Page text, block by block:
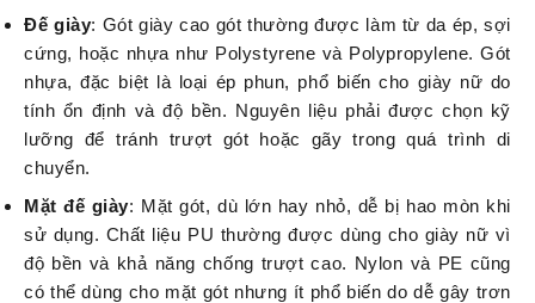
Đế giày: Gót giày cao gót thường được làm từ da ép, sợi
cứng, hoặc nhựa như Polystyrene và Polypropylene. Gót
nhựa, đặc biệt là loại ép phun, phổ biến cho giày nữ do
tính ổn định và độ bền. Nguyên liệu phải được chọn kỹ
lưỡng để tránh trượt gót hoặc gãy trong quá trình di
chuyển.
Mặt đế giày: Mặt gót, dù lớn hay nhỏ, dễ bị hao mòn khi
sử dụng. Chất liệu PU thường được dùng cho giày nữ vì
độ bền và khả năng chống trượt cao. Nylon và PE cũng
có thể dùng cho mặt gót nhưng ít phổ biến do dễ gây trơn